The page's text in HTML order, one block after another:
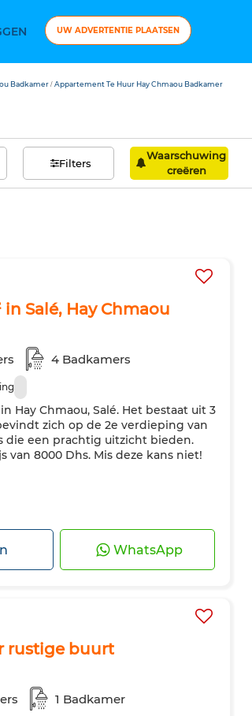
UW ADVERTENTIE PLAATSEN
Badkamer / Appartement Te Huur Hay Chmaou Badkamer
Filters
Waarschuwing
creëren
Salé, Hay Chmaou
4 Badkamers
Hay Chmaou, Salé. Het bestaat uit 3
zich op de 2e verdieping van
die een prachtig uitzicht bieden.
van 8000 Dhs. Mis deze kans niet!
WhatsApp
rustige buurt
1 Badkamer